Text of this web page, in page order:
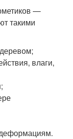
—
такими
влаги,
деформациям.